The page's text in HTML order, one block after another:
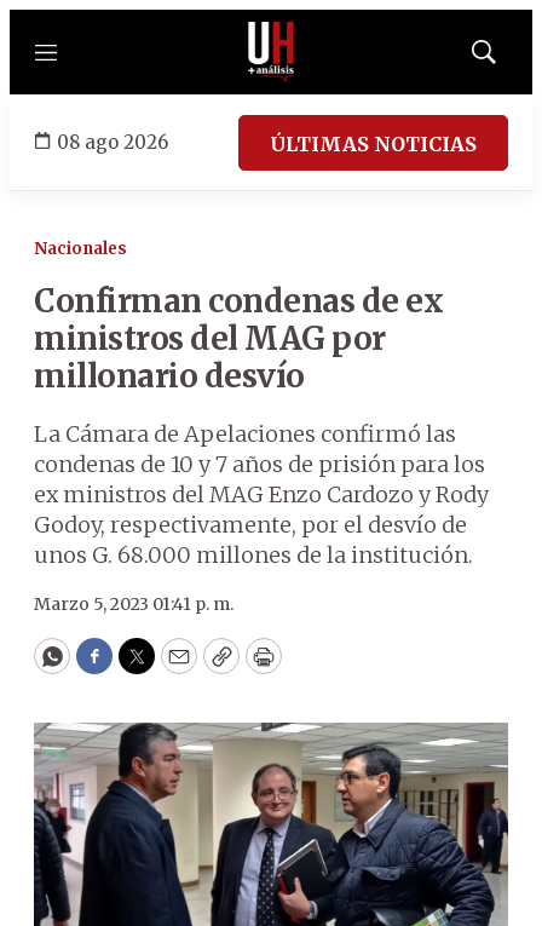
Menú
Mostrar
08 ago 2026 ÚLTIMAS NOTICIAS
Nacionales
Confirman condenas de ex
ministros del MAG por
millonario desvío
La Cámara de Apelaciones confirmó las
condenas de 10 y 7 años de prisión para los
ex ministros del MAG Enzo Cardozo y Rody
Godoy, respectivamente, por el desvío de
unos G. 68.000 millones de la institución.
Marzo 5, 2023 01:41 p. m.
WhatsApp
Facebook
Twitter
EmailCopyPrint